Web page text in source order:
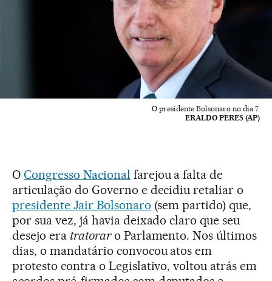
O presidente Bolsonaro no dia 7.
ERALDO PERES (AP)
O Congresso Nacional farejou a falta de
articulação do Governo e decidiu retaliar o
presidente Jair Bolsonaro (sem partido) que,
por sua vez, já havia deixado claro que seu
desejo era tratoraro Parlamento. Nos últimos
dias, o mandatário convocou atos em
protesto contra o Legislativo, voltou atrás em